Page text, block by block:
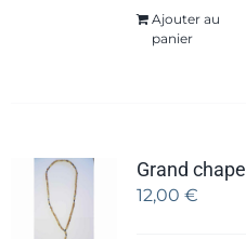
Ajouter au
panier
Grand
12,00 €